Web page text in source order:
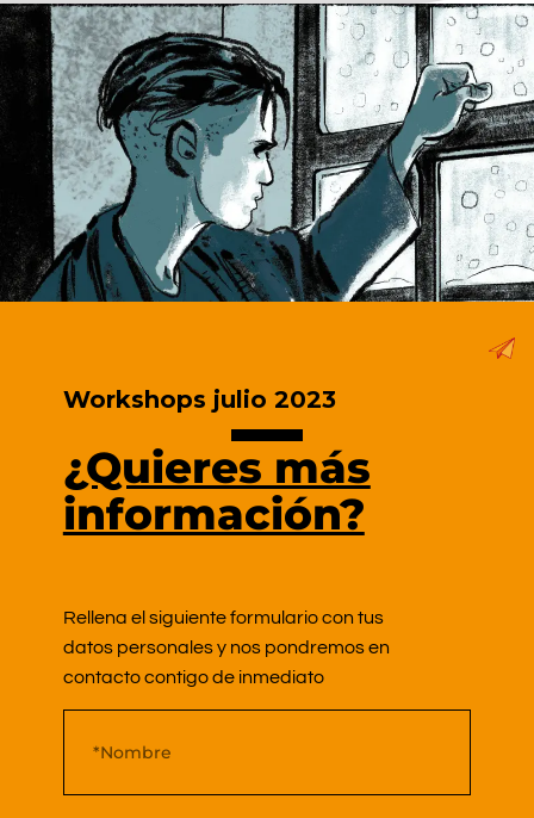
Workshops julio 2023
¿Quieres más
información?
Rellena el siguiente formulario con tus
datos personales y nos pondremos en
contacto contigo de inmediato